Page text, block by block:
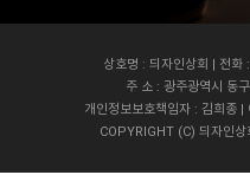
상호명 : 듸자인상회 | 전
주 소 : 광주광역시 동
개인정보보호책임자 : 김희
COPYRIGHT (C) 듸자인